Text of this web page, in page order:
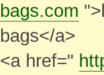
bags.com
bags</a>
<a href="